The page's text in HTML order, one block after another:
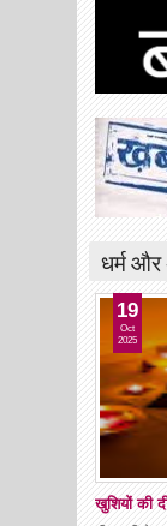
धर्म और
खुशियों की
19
Oct
2025